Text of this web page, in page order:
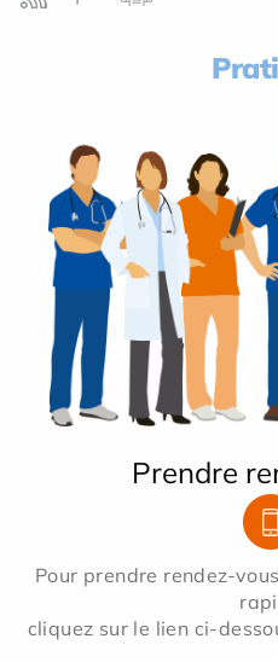
Prendre
Pour prendre rendez-
cliquez sur le lien ci-